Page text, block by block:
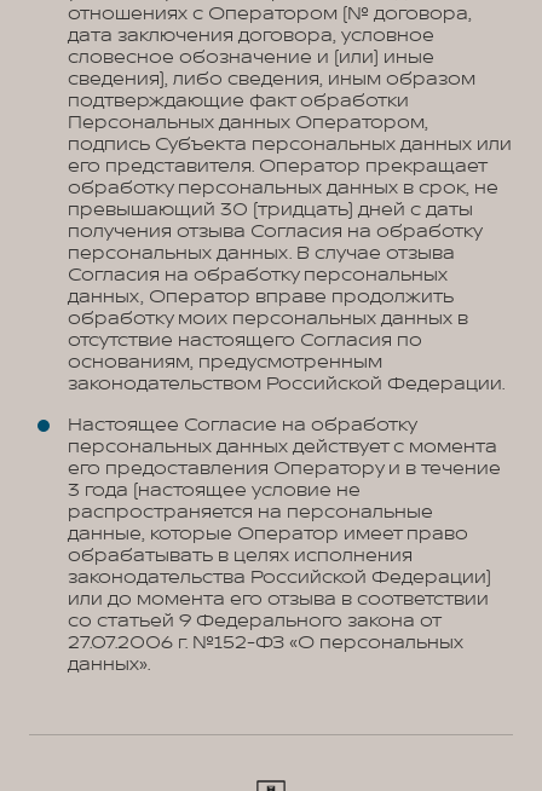
отношениях с Оператором (№ договора,
дата заключения договора, условное
словесное обозначение и (или) иные
сведения), либо сведения, иным образом
подтверждающие факт обработки
Персональных данных Оператором,
подпись Субъекта персональных данных или
его представителя. Оператор прекращает
обработку персональных данных в срок, не
превышающий 30 (тридцать) дней с даты
получения отзыва Согласия на обработку
персональных данных. В случае отзыва
Согласия на обработку персональных
данных, Оператор вправе продолжить
обработку моих персональных данных в
отсутствие настоящего Согласия по
основаниям, предусмотренным
законодательством Российской Федерации.
Настоящее Согласие на обработку
персональных данных действует с момента
его предоставления Оператору и в течение
3 года (настоящее условие не
распространяется на персональные
данные, которые Оператор имеет право
обрабатывать в целях исполнения
законодательства Российской Федерации)
или до момента его отзыва в соответствии
со статьей 9 Федерального закона от
27.07.2006 г. №152-ФЗ «О персональных
данных».